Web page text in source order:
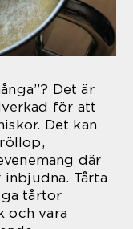
Det är
för att
Det kan
där
Tårta
tårtor
och vara